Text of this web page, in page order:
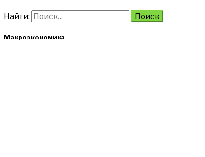
Найти:
Макроэкономика